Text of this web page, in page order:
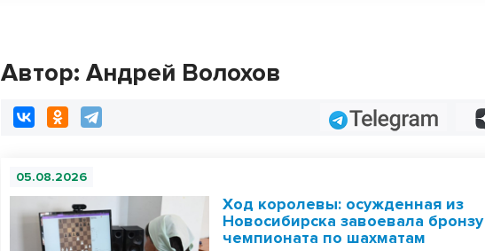
Автор: Андрей Волохов
Telegram
05.08.2026
Ход королевы: осужденная из
Новосибирска завоевала бронзу
чемпионата по шахматам